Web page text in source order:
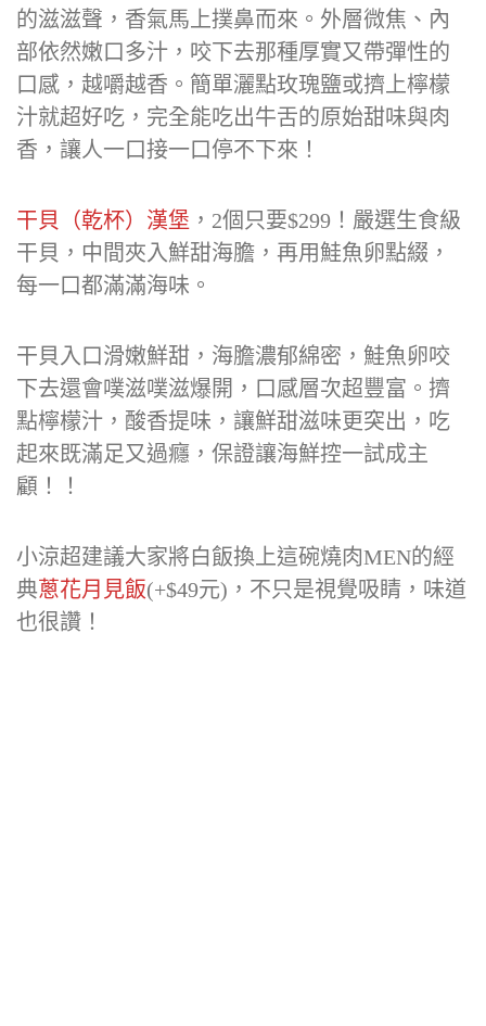
的滋滋聲，香氣馬上撲鼻而來。外層微焦、內
部依然嫩口多汁，咬下去那種厚實又帶彈性的
口感，越嚼越香。簡單灑點玫瑰鹽或擠上檸檬
汁就超好吃，完全能吃出牛舌的原始甜味與肉
香，讓人一口接一口停不下來！
干貝（乾杯）漢堡 ，2個只要$299！嚴選生食級
干貝，中間夾入鮮甜海膽，再用鮭魚卵點綴，
每一口都滿滿海味。
干貝入口滑嫩鮮甜，海膽濃郁綿密，鮭魚卵咬
下去還會噗滋噗滋爆開，口感層次超豐富。擠
點檸檬汁，酸香提味，讓鮮甜滋味更突出，吃
起來既滿足又過癮，保證讓海鮮控一試成主
顧！！
小涼超建議大家將白飯換上這碗燒肉MEN的經
典蔥花月見飯(+$49元)，不只是視覺吸睛，味道
也很讚！